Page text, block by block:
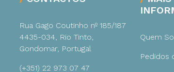
Rua Gago Coutinho nº 185/187
4435-034, Rio Tinto,
Gondomar, Portugal
(+351) 22 973 07 47
Quem
Pedidos